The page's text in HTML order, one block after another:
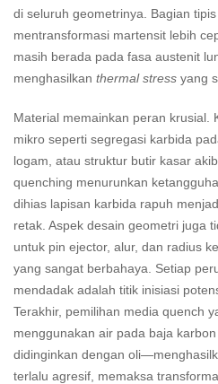
di seluruh geometrinya. Bagian
mentransformasi martensit lebih
masih berada pada fasa austenit
menghasilkan thermal stress yang
Material memainkan peran krusial.
mikro seperti segregasi karbida
logam, atau struktur butir kasar
quenching menurunkan
dihias lapisan karbida rapuh
retak. Aspek desain geometri juga
untuk pin ejector, alur, dan radius
yang sangat berbahaya. Setiap
mendadak adalah titik inisiasi
Terakhir, pemilihan media quench
menggunakan air pada baja
didinginkan dengan
terlalu agresif, memaksa